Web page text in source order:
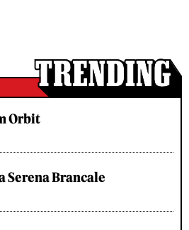
Orbit
Serena Brancale